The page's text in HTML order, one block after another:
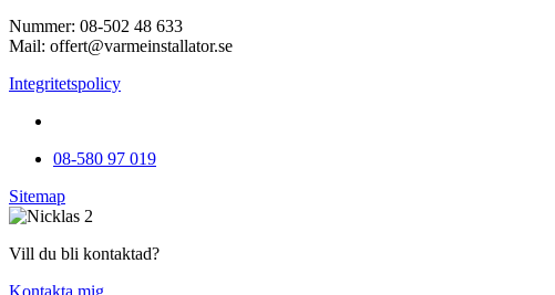
Nummer: 08-502 48 633
Mail: offert@varmeinstallator.se
Integritetspolicy
08-580 97 019
Sitemap
Vill du bli kontaktad?